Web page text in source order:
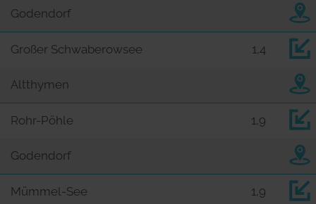
Godendorf
Großer Schwaberowsee 1,4
Altthymen
Rohr-Pöhle 1,9
Godendorf
Mümmel-See 1,9